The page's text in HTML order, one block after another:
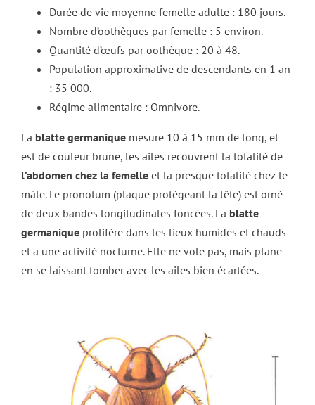
Durée de vie moyenne femelle adulte : 180 jours.
Nombre d’oothèques par femelle : 5 environ.
Quantité d’œufs par oothèque : 20 à 48.
Population approximative de descendants en 1 an
: 35 000.
Régime alimentaire : Omnivore.
La blatte germanique mesure 10 à 15 mm de long, et
est de couleur brune, les ailes recouvrent la totalité de
l’abdomen chez la femelle et la presque totalité chez le
mâle. Le pronotum (plaque protégeant la tête) est orné
de deux bandes longitudinales foncées. La blatte
germanique prolifère dans les lieux humides et chauds
et a une activité nocturne. Elle ne vole pas, mais plane
en se laissant tomber avec les ailes bien écartées.